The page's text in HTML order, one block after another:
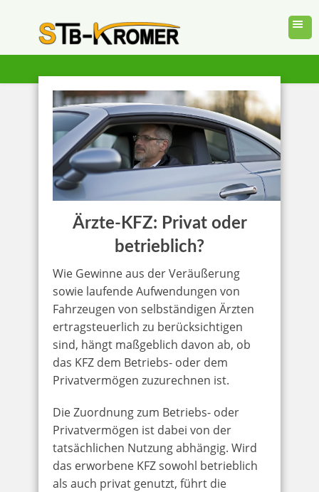
Ärzte-KFZ: Privat oder
betrieblich?
Wie Gewinne aus der Veräußerung
sowie laufende Aufwendungen von
Fahrzeugen von selbständigen Ärzten
ertragsteuerlich zu berücksichtigen
sind, hängt maßgeblich davon ab, ob
das KFZ dem Betriebs- oder dem
Privatvermögen zuzurechnen ist.
Die Zuordnung zum Betriebs- oder
Privatvermögen ist dabei von der
tatsächlichen Nutzung abhängig. Wird
das erworbene KFZ sowohl betrieblich
als auch privat genutzt, führt die